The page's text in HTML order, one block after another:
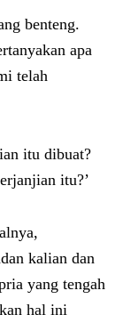
benteng.
apa
telah
itu dibuat?
itu?’
kalian dan
yang tengah
hal ini